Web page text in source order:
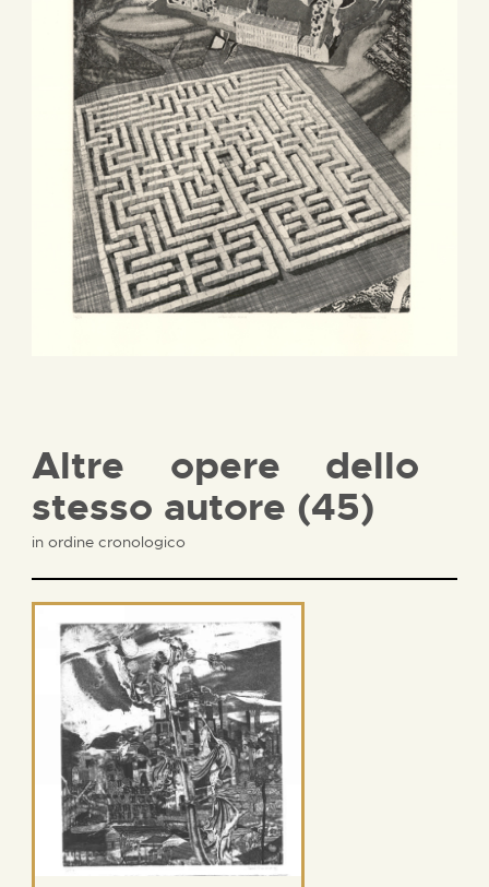
Altre opere dello
stesso autore (45)
in ordine cronologico